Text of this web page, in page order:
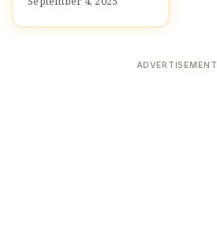
September 4, 2025
ADVERTISEMENT